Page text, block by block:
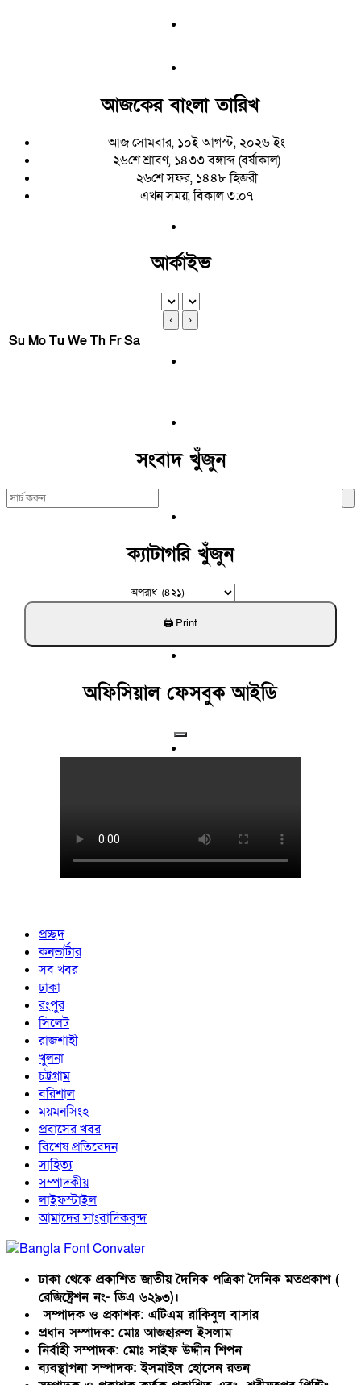
আজকের বাংলা তারিখ
আজ সোমবার, ১০ই আগস্ট, ২০২৬ ইং
২৬শে শ্রাবণ, ১৪৩৩ বঙ্গাব্দ (বর্ষাকাল)
২৬শে সফর, ১৪৪৮ হিজরী
এখন সময়, বিকাল ৩:০৭
আর্কাইভ
‹ ›
Su MoTu WeTh FrSa
সংবাদ খুঁজুন
Search
ক্যাটাগরি খুঁজুন
ক্যাটাগরি
খুঁজুন
অফিসিয়াল ফেসবুক আইডি
প্রচ্ছদ
কনভার্টার
সব খবর
ঢাকা
রংপুর
সিলেট
রাজশাহী
খুলনা
চট্টগ্রাম
বরিশাল
ময়মনসিংহ
প্রবাসের খবর
বিশেষ প্রতিবেদন
সাহিত্য
সম্পাদকীয়
লাইফস্টাইল
আমাদের সাংবাদিকবৃন্দ
ঢাকা থেকে প্রকাশিত জাতীয় দৈনিক পত্রিকা দৈনিক মতপ্রকাশ (
রেজিষ্ট্রেশন নং- ডিএ ৬২৯৩)।
সম্পাদক ও প্রকাশক: এটিএম রাকিবুল বাসার
প্রধান সম্পাদক: মোঃ আজহারুল ইসলাম
নির্বাহী সম্পাদক: মোঃ সাইফ উদ্দীন শিপন
ব্যবস্থাপনা সম্পাদক: ইসমাইল হোসেন রতন